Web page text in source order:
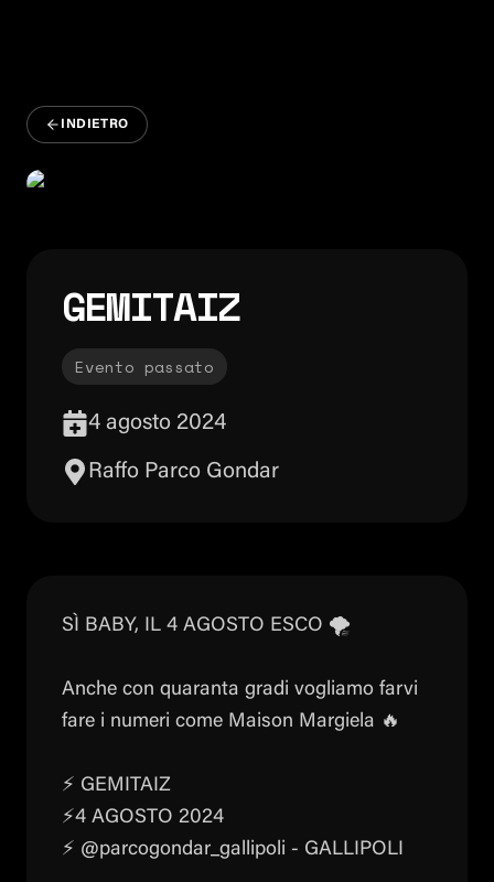
INDIETRO
GEMITAIZ
Evento passato
4 agosto 2024
Raffo Parco Gondar
SÌ BABY, IL 4 AGOSTO ESCO 🌪️
Anche con quaranta gradi vogliamo farvi
fare i numeri come Maison Margiela 🔥
⚡️ GEMITAIZ
⚡️4 AGOSTO 2024
⚡️ @parcogondar_gallipoli - GALLIPOLI